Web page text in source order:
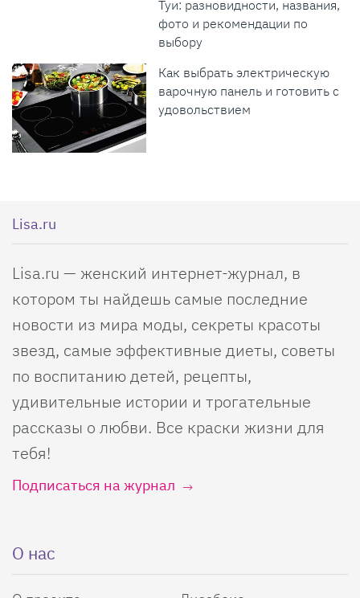
Туи: разновидности, названия,
фото и рекомендации по
выбору
Как выбрать электрическую
варочную панель и готовить с
удовольствием
Lisa.ru
Lisa.ru — женский интернет-журнал, в
котором ты найдешь самые последние
новости из мира моды, секреты красоты
звезд, самые эффективные диеты, советы
по воспитанию детей, рецепты,
удивительные истории и трогательные
рассказы о любви. Все краски жизни для
тебя!
Подписаться на журнал
О нас